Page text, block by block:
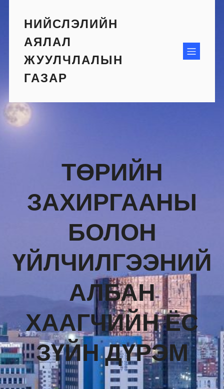
contentНИЙСЛЭЛИЙН
АЯЛАЛ
ЖУУЛЧЛАЛЫН
ГАЗАР
ТӨРИЙН
ЗАХИРГААНЫ
БОЛОН
ҮЙЛЧИЛГЭЭНИЙ
АЛБАН
ХААГЧИЙН ЁС
ЗҮЙН ДҮРЭМ